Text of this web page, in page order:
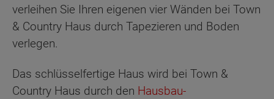
verleihen Sie Ihren eigenen vier Wänden bei Town
& Country Haus durch Tapezieren und Boden
verlegen.
Das schlüsselfertige Haus wird bei Town &
Country Haus durch den Hausbau-